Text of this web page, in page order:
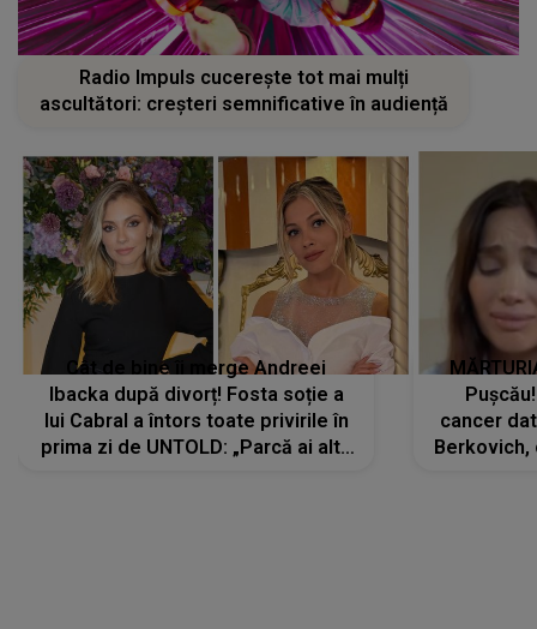
Radio Impuls cucerește tot mai mulți
ascultători: creșteri semnificative în audiență
Cât de bine îi merge Andreei
Ibacka după divorț! Fosta soție a
lui Cabral a întors toate privirile în
prima zi de UNTOLD: „Parcă ai altă
cancer
Berkovich,